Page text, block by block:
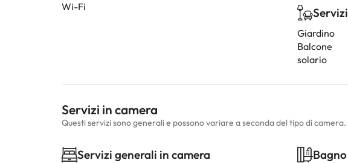
Wi-Fi Servizi
Giardino
Balcone
solario
Servizi in camera
Questi servizi sono generali e possono variare a seconda del tipo di camera.
Servizi generali in camera Bagno